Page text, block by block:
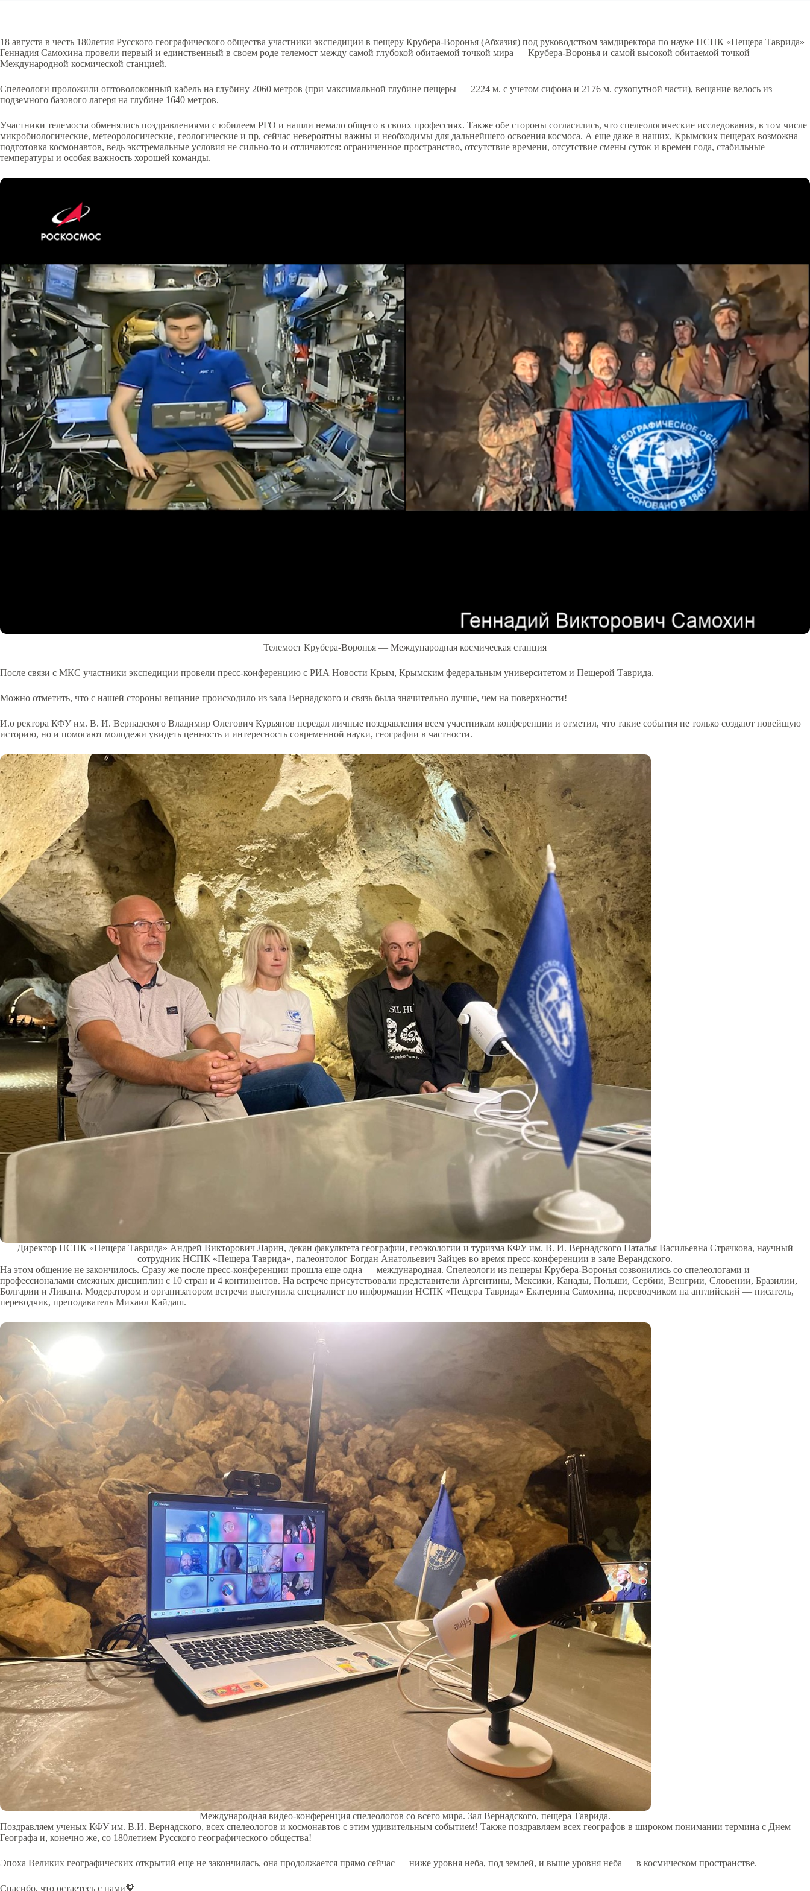
18 августа в честь 180летия Русского географического общества участники экспедиции в пещеру Крубера-Воронья (Абхазия) под руководством замдиректора по науке НСПК «Пещера Таврида»
Геннадия Самохина провели первый и единственный в своем роде телемост между самой глубокой обитаемой точкой мира — Крубера-Воронья и самой высокой обитаемой точкой —
Международной космической станцией.
Спелеологи проложили оптоволоконный кабель на глубину 2060 метров (при максимальной глубине пещеры — 2224 м. с учетом сифона и 2176 м. сухопутной части), вещание велось из
подземного базового лагеря на глубине 1640 метров.
Участники телемоста обменялись поздравлениями с юбилеем РГО и нашли немало общего в своих профессиях. Также обе стороны согласились, что спелеологические исследования, в том числе
микробиологические, метеорологические, геологические и пр, сейчас невероятны важны и необходимы для дальнейшего освоения космоса. А еще даже в наших, Крымских пещерах возможна
подготовка космонавтов, ведь экстремальные условия не сильно-то и отличаются: ограниченное пространство, отсутствие времени, отсутствие смены суток и времен года, стабильные
температуры и особая важность хорошей команды.
Телемост Крубера-Воронья — Международная космическая станция
После связи с МКС участники экспедиции провели пресс-конференцию с РИА Новости Крым, Крымским федеральным университетом и Пещерой Таврида.
Можно отметить, что с нашей стороны вещание происходило из зала Вернадского и связь была значительно лучше, чем на поверхности!
И.о ректора КФУ им. В. И. Вернадского Владимир Олегович Курьянов передал личные поздравления всем участникам конференции и отметил, что такие события не только создают новейшую
историю, но и помогают молодежи увидеть ценность и интересность современной науки, географии в частности.
Директор НСПК «Пещера Таврида» Андрей Викторович Ларин, декан факультета географии, геоэкологии и туризма КФУ им. В. И. Вернадского Наталья Васильевна Страчкова, научный
сотрудник НСПК «Пещера Таврида», палеонтолог Богдан Анатольевич Зайцев во время пресс-конференции в зале Верандского.
На этом общение не закончилось. Сразу же после пресс-конференции прошла еще одна — международная. Спелеологи из пещеры Крубера-Воронья созвонились со спелеологами и
профессионалами смежных дисциплин с 10 стран и 4 континентов. На встрече присутствовали представители Аргентины, Мексики, Канады, Польши, Сербии, Венгрии, Словении, Бразилии,
Болгарии и Ливана. Модератором и организатором встречи выступила специалист по информации НСПК «Пещера Таврида» Екатерина Самохина, переводчиком на английский — писатель,
переводчик, преподаватель Михаил Кайдаш.
Международная видео-конференция спелеологов со всего мира. Зал Вернадского, пещера Таврида.
Поздравляем ученых КФУ им. В.И. Вернадского, всех спелеологов и космонавтов с этим удивительным событием! Также поздравляем всех географов в широком понимании термина с Днем
Географа и, конечно же, со 180летием Русского географического общества!
Эпоха Великих географических открытий еще не закончилась, она продолжается прямо сейчас — ниже уровня неба, под землей, и выше уровня неба — в космическом пространстве.
Спасибо, что остаетесь с нами🧡